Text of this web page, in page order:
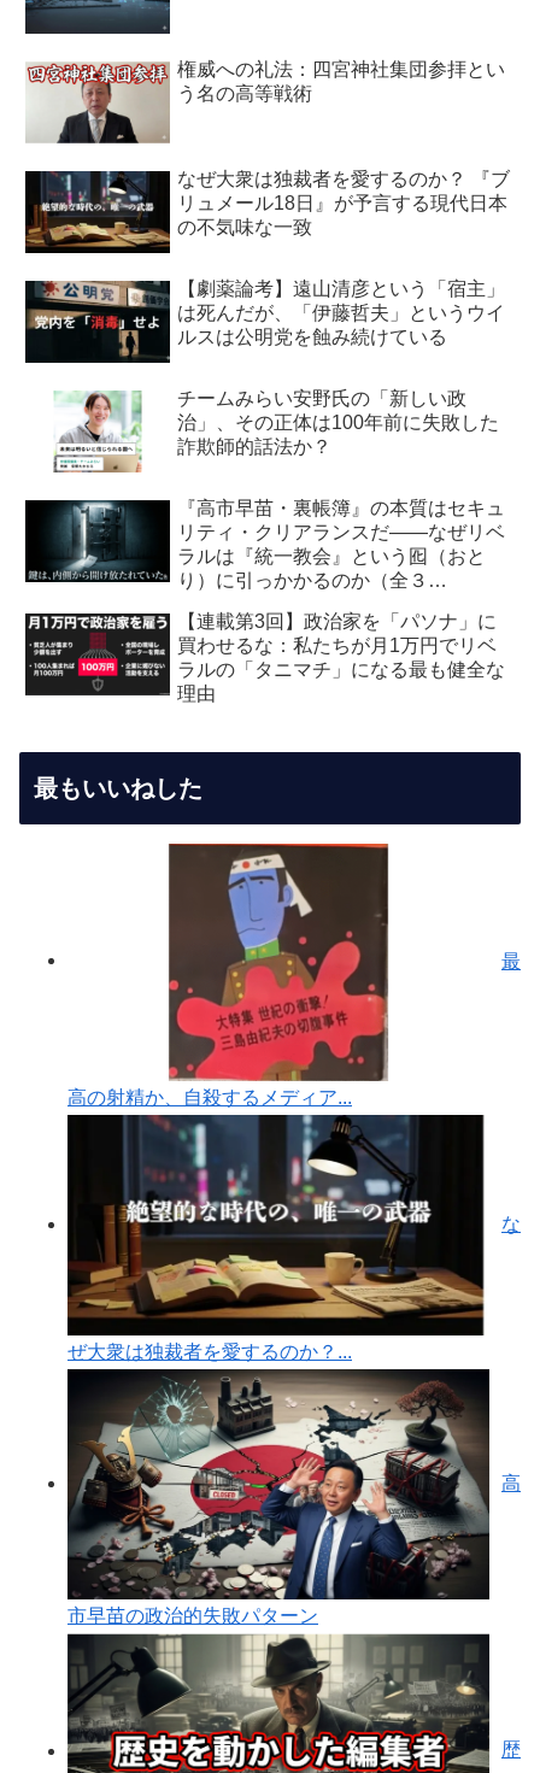
権威への礼法：四宮神社集団参拝とい
う名の高等戦術
なぜ大衆は独裁者を愛するのか？ 『ブ
リュメール18日』が予言する現代日本
の不気味な一致
【劇薬論考】遠山清彦という「宿主」
は死んだが、「伊藤哲夫」というウイ
ルスは公明党を蝕み続けている
チームみらい安野氏の「新しい政
治」、その正体は100年前に失敗した
詐欺師的話法か？
『高市早苗・裏帳簿』の本質はセキュ
リティ・クリアランスだ――なぜリベ
ラルは『統一教会』という囮（おと
り）に引っかかるのか（全３
ィア編：虚飾の愛国者
【連載第3回】政治家を「パソナ」に
買わせるな：私たちが月1万円でリベ
ラルの「タニマチ」になる最も健全な
理由
最もいいねした
最
高の射精か、自殺するメディア...
な
ぜ大衆は独裁者を愛するのか？...
高
市早苗の政治的失敗パターン
歴